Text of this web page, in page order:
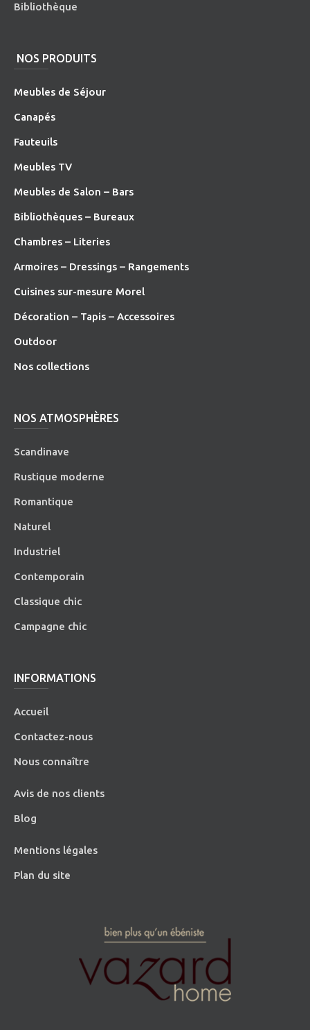
Bibliothèque
NOS PRODUITS
Meubles de Séjour
Canapés
Fauteuils
Meubles TV
Meubles de Salon – Bars
Bibliothèques – Bureaux
Chambres – Literies
Armoires – Dressings – Rangements
Cuisines sur-mesure Morel
Décoration – Tapis – Accessoires
Outdoor
Nos collections
NOS ATMOSPHÈRES
Scandinave
Rustique moderne
Romantique
Naturel
Industriel
Contemporain
Classique chic
Campagne chic
INFORMATIONS
Accueil
Contactez-nous
Nous connaître
Avis de nos clients
Blog
Mentions légales
Plan du site